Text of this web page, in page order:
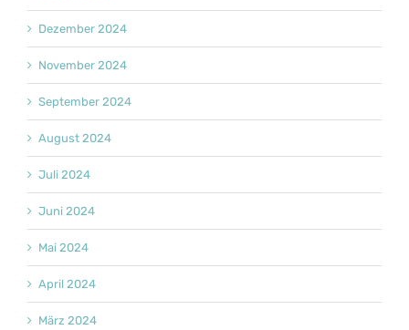
Dezember 2024
November 2024
September 2024
August 2024
Juli 2024
Juni 2024
Mai 2024
April 2024
März 2024